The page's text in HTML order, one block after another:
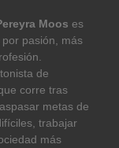
Moos es
pasión, más
de
corre tras
metas de
trabajar
más